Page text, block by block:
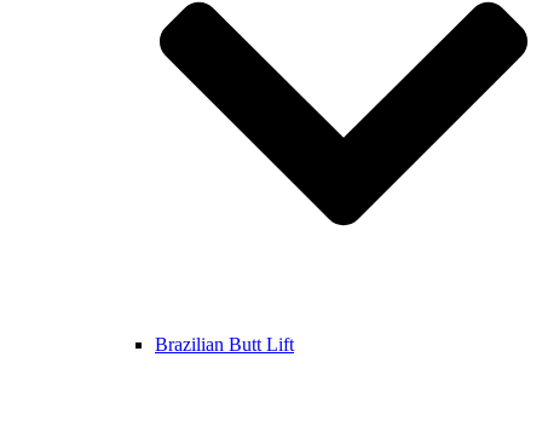
Brazilian Butt Lift